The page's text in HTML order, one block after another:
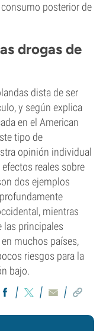
posterior de
drogas de
dista de ser
y según explica
en el American
tipo de
opinión individual
reales sobre
dos ejemplos
mientras
las principales
muchos países,
riesgos para la
bajo.